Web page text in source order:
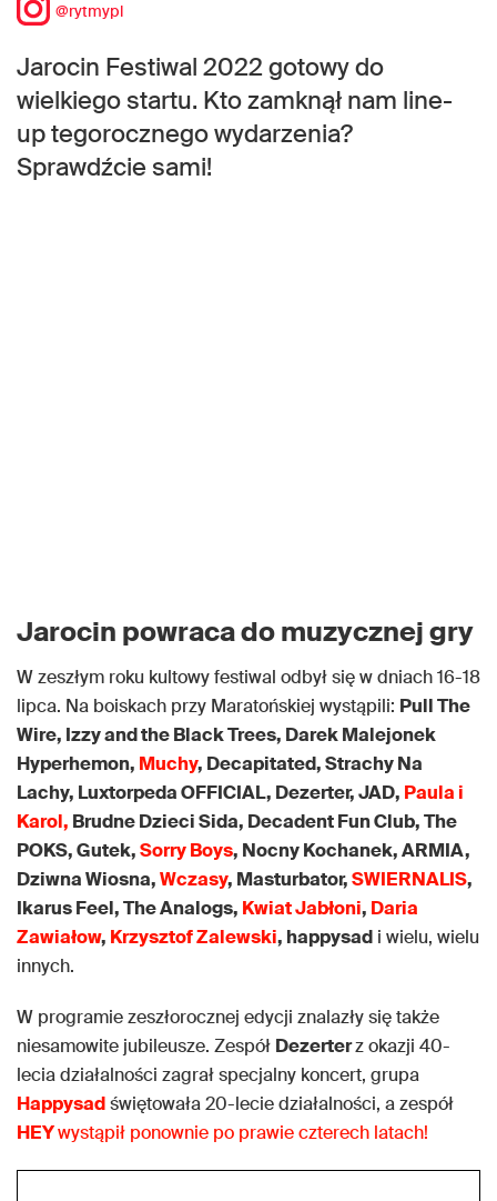
@rytmypl
Jarocin Festiwal 2022 gotowy do
wielkiego startu. Kto zamknął nam line-
up tegorocznego wydarzenia?
Sprawdźcie sami!
Jarocin powraca do muzycznej gry
W zeszłym roku kultowy festiwal odbył się w dniach 16-18
lipca. Na boiskach przy Maratońskiej wystąpili: Pull The
Wire, Izzy and the Black Trees, Darek Malejonek
Hyperhemon, Muchy, Decapitated, Strachy Na
Lachy, Luxtorpeda OFFICIAL, Dezerter, JAD, Paula i
Karol, Brudne Dzieci Sida, Decadent Fun Club, The
POKS, Gutek,Sorry Boys, Nocny Kochanek, ARMIA,
Dziwna Wiosna,Wczasy, Masturbator,SWIERNALIS,
Ikarus Feel, The Analogs, Kwiat Jabłoni, Daria
Zawiałow, Krzysztof Zalewski, happysad i wielu, wielu
innych.
W programie zeszłorocznej edycji znalazły się także
niesamowite jubileusze. Zespół Dezerterz okazji 40-
lecia działalności zagrał specjalny koncert, grupa
Happysadświętowała 20-lecie działalności, a zespół
HEYwystąpił ponownie po prawie czterech latach!